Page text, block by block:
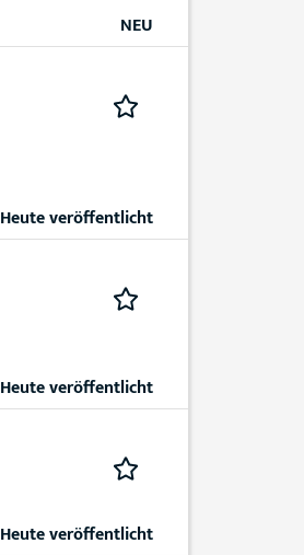
NEU
Heute veröffentlicht
Heute veröffentlicht
Heute veröffentlicht